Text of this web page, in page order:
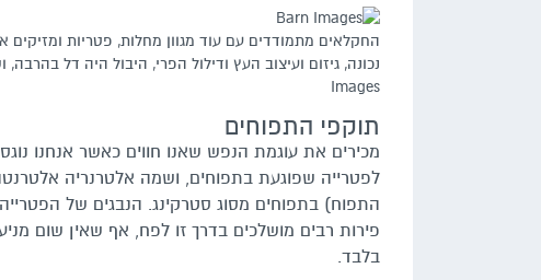
החקלאים מתמודדים עם עוד מגוון מחלות, פטריות ומזיקים
Images
תוקפי התפוחים
מכירים את עוגמת הנפש שאנו חווים כאשר אנחנו
לפטרייה שפוגעת בתפוחים, ושמה אלטרנריה
התפוח) בתפוחים מסוג סטרקינג. הנבגים של
פירות רבים מושלכים בדרך זו לפח, אף שאין שום
בלבד.